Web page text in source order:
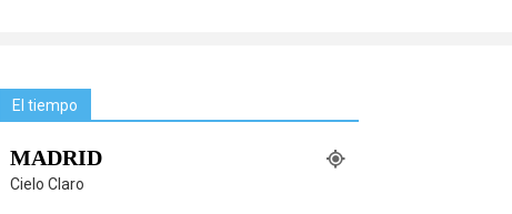
El tiempo
MADRID
Cielo Claro